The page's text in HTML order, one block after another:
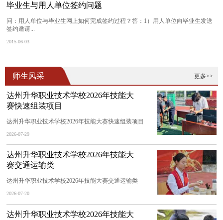
毕业生与用人单位签约问题
问：用人单位与毕业生网上如何完成签约过程？答：1）用人单位向毕业生发送
签约邀请...
2015-06-03
更多>>
师生风采
达州升华职业技术学校2026年技能大
赛快速组装项目
达州升华职业技术学校2026年技能大赛快速组装项目
2026-07-29
达州升华职业技术学校2026年技能大
赛交通运输类
达州升华职业技术学校2026年技能大赛交通运输类
2026-07-20
达州升华职业技术学校2026年技能大